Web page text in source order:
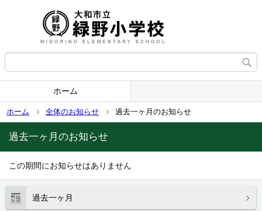
ホーム
ホーム 全体のお知らせ 過去一ヶ月のお知らせ
過去一ヶ月
過去一ヶ月のお知らせ
この期間にお知らせはありません